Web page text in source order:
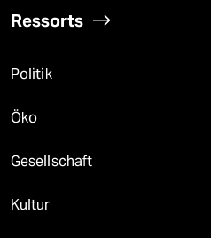
Ressorts
Politik
Öko
Gesellschaft
Kultur